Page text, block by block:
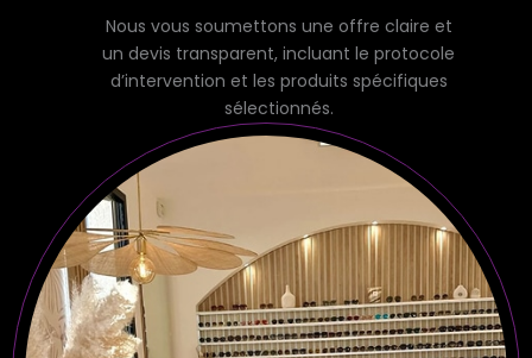
Nous vous soumettons une offre claire et
un devis transparent, incluant le protocole
d’intervention et les produits spécifiques
sélectionnés.